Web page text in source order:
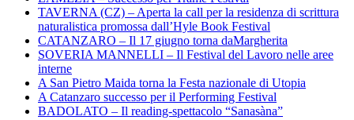
TAVERNA (CZ) – Aperta la call per la residenza di scrittura
naturalistica promossa dall’Hyle Book Festival
CATANZARO – Il 17 giugno torna daMargherita
SOVERIA MANNELLI – Il Festival del Lavoro nelle aree
interne
A San Pietro Maida torna la Festa nazionale di Utopia
A Catanzaro successo per il Performing Festival
BADOLATO – Il reading-spettacolo “Sanasàna”